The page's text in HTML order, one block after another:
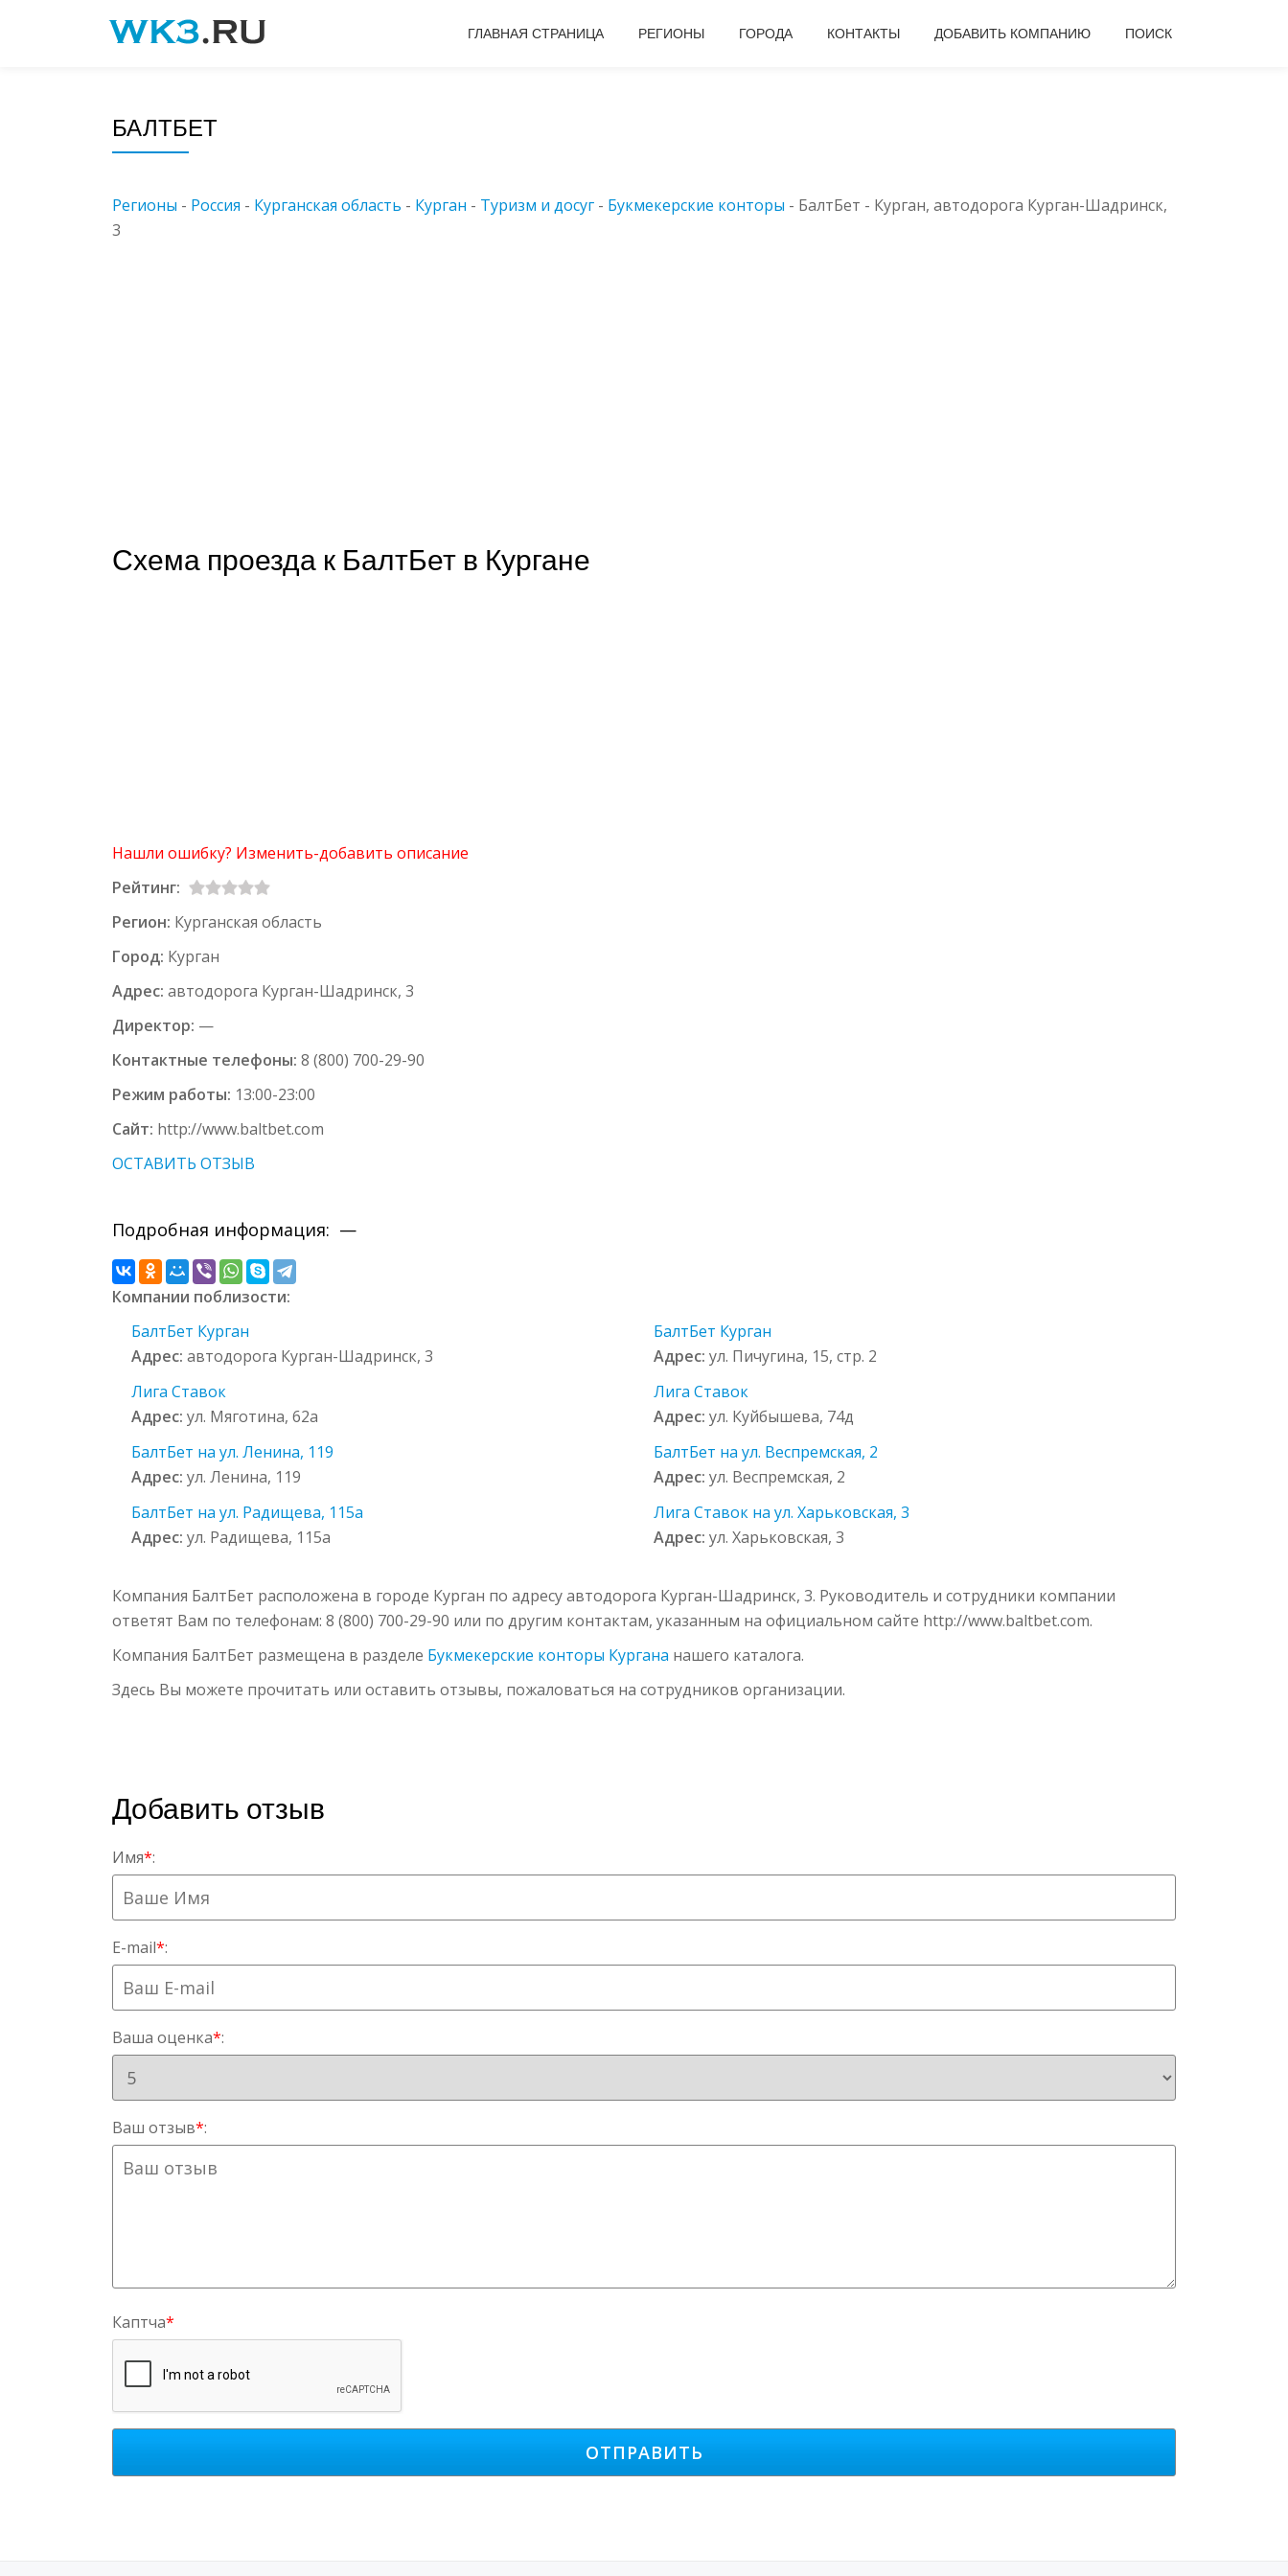
ГЛАВНАЯ СТРАНИЦА РЕГИОНЫ ГОРОДА КОНТАКТЫ ДОБАВИТЬ КОМПАНИЮ ПОИСК
БАЛТБЕТ
Регионы - Россия - Курганская область - Курган - Туризм и досуг - Букмекерские конторы - БалтБет - Курган, автодорога Курган-Шадринск,
3
Схема проезда к БалтБет в Кургане
Нашли ошибку? Изменить-добавить описание
Рейтинг:
Регион: Курганская область
Город: Курган
Адрес: автодорога Курган-Шадринск, 3
Директор: —
Контактные телефоны: 8 (800) 700-29-90
Режим работы: 13:00-23:00
Сайт: http://www.baltbet.com
ОСТАВИТЬ ОТЗЫВ
Подробная информация: —
Компании поблизости:
БалтБет Курган
Адрес: автодорога Курган-Шадринск, 3
БалтБет Курган
Адрес: ул. Пичугина, 15, стр. 2
Лига Ставок
Адрес: ул. Мяготина, 62а
Лига Ставок
Адрес: ул. Куйбышева, 74д
БалтБет на ул. Ленина, 119
Адрес: ул. Ленина, 119
БалтБет на ул. Веспремская, 2
Адрес: ул. Веспремская, 2
БалтБет на ул. Радищева, 115а
Адрес: ул. Радищева, 115а
Лига Ставок на ул. Харьковская, 3
Адрес: ул. Харьковская, 3
Компания БалтБет расположена в городе Курган по адресу автодорога Курган-Шадринск, 3. Руководитель и сотрудники компании
ответят Вам по телефонам: 8 (800) 700-29-90 или по другим контактам, указанным на официальном сайте http://www.baltbet.com.
Компания БалтБет размещена в разделе Букмекерские конторы Кургана нашего каталога.
Здесь Вы можете прочитать или оставить отзывы, пожаловаться на сотрудников организации.
Добавить отзыв
Имя*:
E-mail*:
Ваша оценка*:
Ваш отзыв*:
Каптча*